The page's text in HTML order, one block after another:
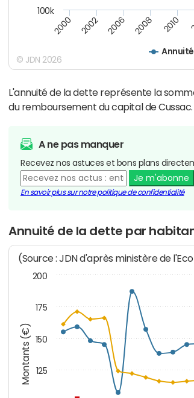
2000 2002 2006 2008 2010
100k
© JDN 2026
L'annuité de la dette représente la
du remboursement du capital de Cussac.
A ne pas manquer
Recevez nos astuces et bons plans
Je m'abonne
En savoir plus sur notre politique de confidentialité
Annuité de la dette par
Montants (€)
(Source : JDN d'après ministère de
125
150
175
200